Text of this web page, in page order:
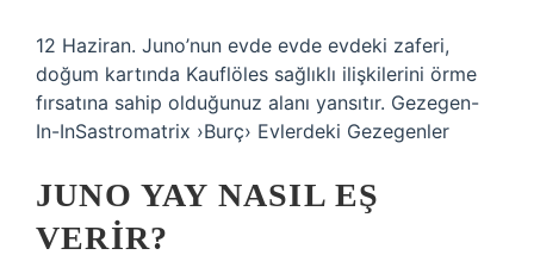
12 Haziran. Juno’nun evde evde evdeki zaferi,
doğum kartında Kauflöles sağlıklı ilişkilerini örme
fırsatına sahip olduğunuz alanı yansıtır. Gezegen-
In-InSastromatrix ›Burç› Evlerdeki Gezegenler
JUNO YAY NASIL EŞ
VERIR?